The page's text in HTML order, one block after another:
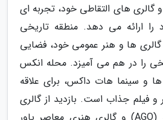
گالری های التقاطی خود، تجربه ای
را ارائه می دهد. منطقه تاریخی
گالری ها و هنر عمومی خود، فضایی
را در هم می آمیزد. محله انکس
ها و سینما هات داکس، برای علاقه
و فیلم جذاب است. بازدید از گالری